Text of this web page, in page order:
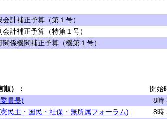
計補正予算（第１号）
計補正予算（特第１号）
係機関補正予算（機第１号）
順）： 開始
員長)
8時
民主・国民・社保・無所属フォーラム)
8時